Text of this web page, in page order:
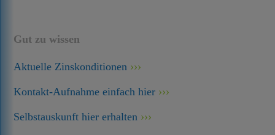
Gut zu wissen
Aktuelle Zinskonditionen
Kontakt-Aufnahme einfach hier
Selbstauskunft hier erhalten